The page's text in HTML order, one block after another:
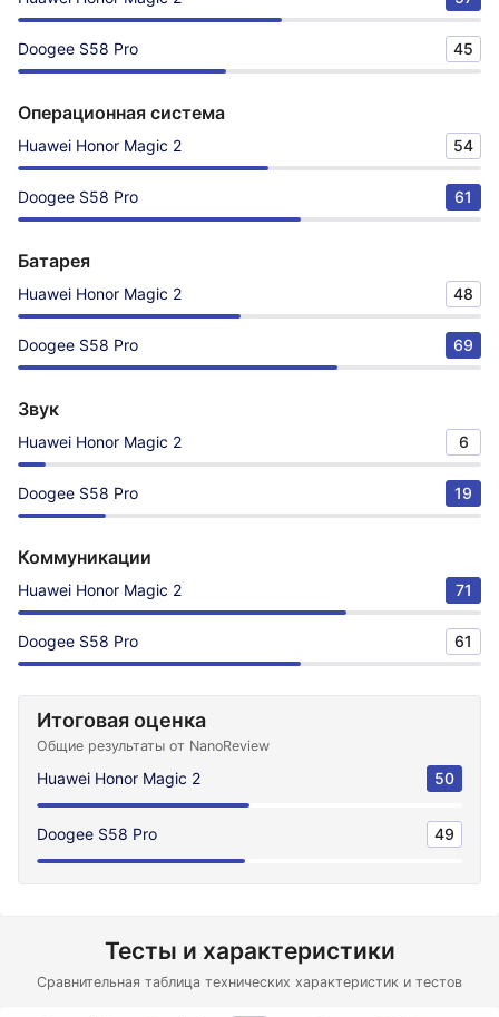
Doogee S58 Pro 45
Операционная система
Huawei Honor Magic 2 54
Doogee S58 Pro 61
Батарея
Huawei Honor Magic 2 48
Doogee S58 Pro 69
Звук
Huawei Honor Magic 2 6
Doogee S58 Pro 19
Коммуникации
Huawei Honor Magic 2 71
Doogee S58 Pro 61
Итоговая оценка
Общие результаты от NanoReview
Huawei Honor Magic 2 50
Doogee S58 Pro 49
Тесты и характеристики
Сравнительная таблица технических характеристик и тестов